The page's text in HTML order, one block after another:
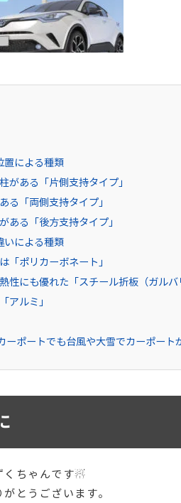
置による種類
がある「片側支持タイプ」
る「両側支持タイプ」
ある「後方支持タイプ」
いによる種類
「ポリカーボネート」
性にも優れた「スチール折板（ガルバ
アルミ」
ーポートでも台風や大雪でカーポー
くちゃんです☃
とうございます。